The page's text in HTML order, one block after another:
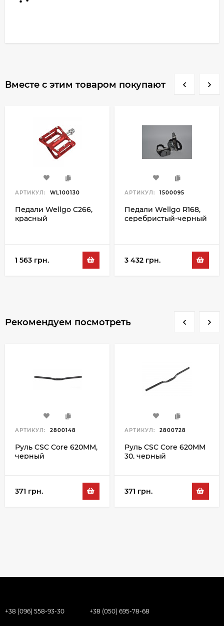
Вместе с этим товаром покупают
АРТИКУЛ: WL100130
Педали Wellgo C266,
красный
1 563 грн.
АРТИКУЛ: 1500095
Педали Wellgo R168,
серебристый-черный
3 432 грн.
Рекомендуем посмотреть
АРТИКУЛ: 2800148
Руль CSC Core 620MM,
черный
371 грн.
АРТИКУЛ: 2800728
Руль CSC Core 620MM
30, черный
371 грн.
+38 (096) 558-93-30 +38 (050) 695-78-68